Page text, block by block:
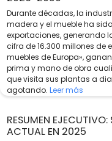
Durante décadas, la
madera y el mueble ha
exportaciones, generando
cifra de 16.300 millones de
muebles de Europa»,
prima y mano de obra
que visita sus plantas a
agotando. Leer más
RESUMEN
ACTUAL EN 2025